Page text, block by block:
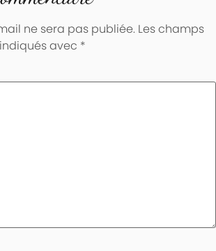
ne sera pas publiée. Les champs
avec *